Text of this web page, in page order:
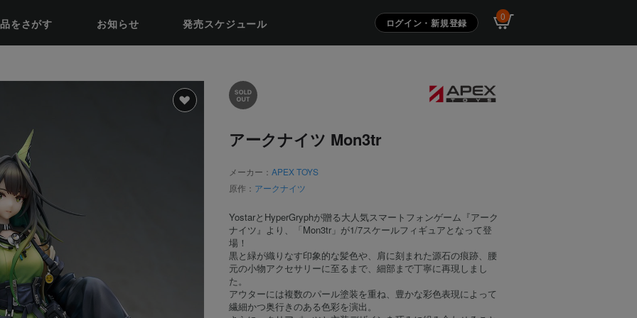
をさがす お知らせ 発売スケジュール ログイン・新規登録
0
アークナイツ Mon3tr
メーカー：APEX TOYS
原作： アークナイツ
YostarとHyperGryphが贈る大人気スマートフォンゲーム『アーク
ナイツ』より、「Mon3tr」が1/7スケールフィギュアとなって登
場！
黒と緑が織りなす印象的な髪色や、肩に刻まれた源石の痕跡、腰
元の小物アクセサリーに至るまで、細部まで丁寧に再現しまし
た。
アウターには複数のパール塗装を重ね、豊かな彩色表現によって
繊細かつ奥行きのある色彩を演出。